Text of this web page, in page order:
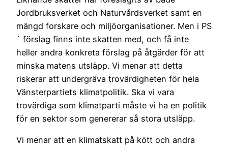
Jordbruksverket och Naturvårdsverket samt en
mängd forskare och miljöorganisationer. Men i PS
´ förslag finns inte skatten med, och få inte
heller andra konkreta förslag på åtgärder för att
minska matens utsläpp. Vi menar att detta
riskerar att undergräva trovärdigheten för hela
Vänsterpartiets klimatpolitik. Ska vi vara
trovärdiga som klimatparti måste vi ha en politik
för en sektor som genererar så stora utsläpp.
Vi menar att en klimatskatt på kött och andra